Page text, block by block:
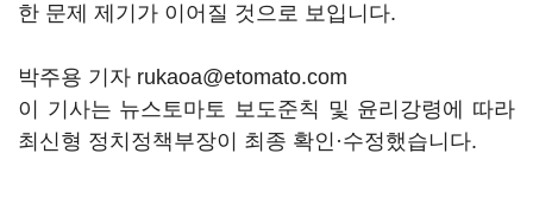
한 문제 제기가 이어질 것으로 보입니다.
박주용 기자 rukaoa@etomato.com
이 기사는 뉴스토마토 보도준칙 및 윤리강령에 따라
최신형 정치정책부장이 최종 확인·수정했습니다.